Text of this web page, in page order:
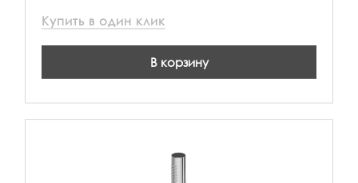
Купить в один клик
В корзину